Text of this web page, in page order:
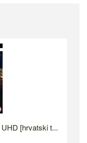
[hrvatski t...